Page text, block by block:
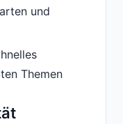
und
Themen